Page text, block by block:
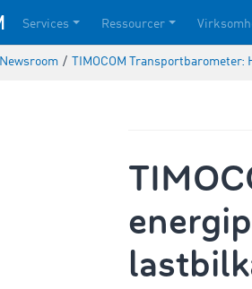
Services Ressourcer
Newsroom / TIMOCOM